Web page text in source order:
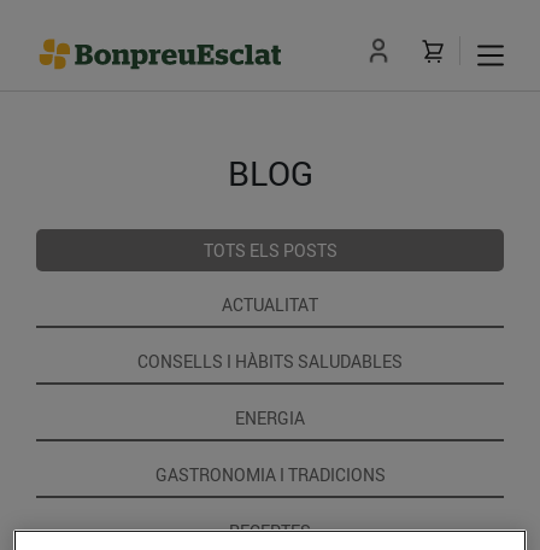
BLOG
TOTS ELS POSTS
ACTUALITAT
CONSELLS I HÀBITS SALUDABLES
ENERGIA
GASTRONOMIA I TRADICIONS
RECEPTES